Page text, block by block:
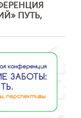
ПУТЬ,